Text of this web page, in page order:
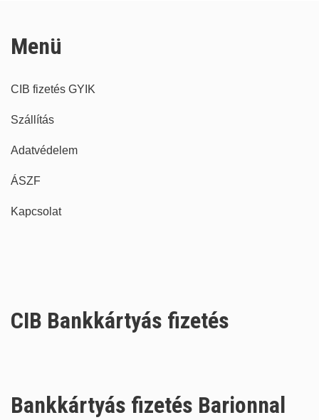
Menü
CIB fizetés GYIK
Szállítás
Adatvédelem
ÁSZF
Kapcsolat
CIB Bankkártyás fizetés
Bankkártyás fizetés Barionnal